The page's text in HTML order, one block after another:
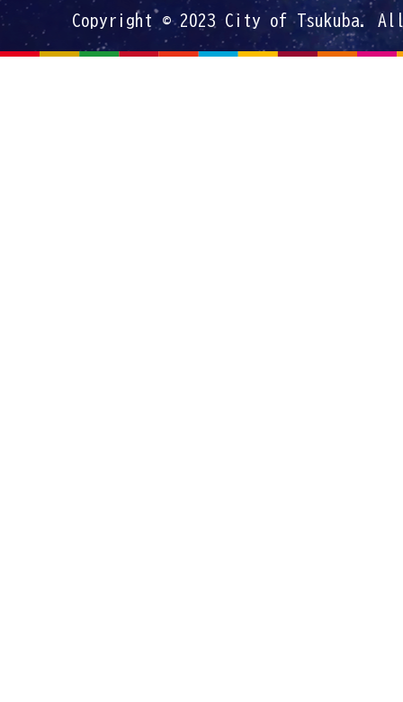
Copyright © 2023 City of Tsukuba.